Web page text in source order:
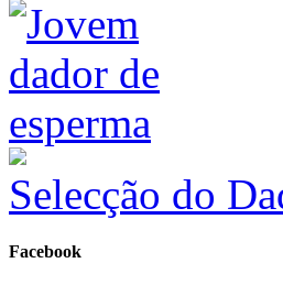
Selecção do
Facebook